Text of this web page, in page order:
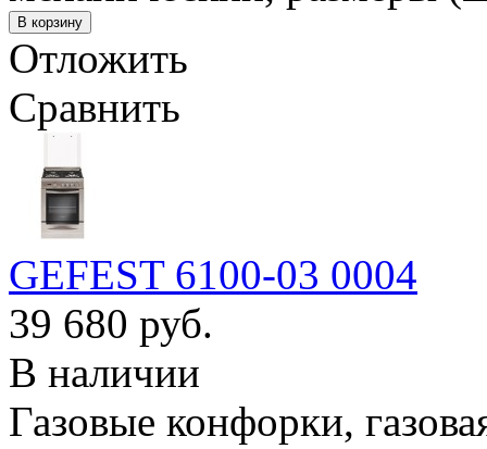
Отложить
Сравнить
GEFEST 6100-03 0004
39 680 руб.
В наличии
Газовые конфорки,